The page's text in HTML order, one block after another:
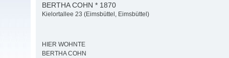
BERTHA COHN * 1870
Kielortallee 23 (Eimsbüttel, Eimsbüttel)
HIER WOHNTE
BERTHA COHN